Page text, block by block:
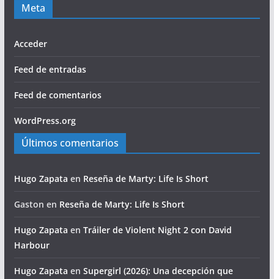
Meta
Acceder
Feed de entradas
Feed de comentarios
WordPress.org
Últimos comentarios
Hugo Zapata en Reseña de Marty: Life Is Short
Gaston en Reseña de Marty: Life Is Short
Hugo Zapata en Tráiler de Violent Night 2 con David
Harbour
Hugo Zapata en Supergirl (2026): Una decepción que